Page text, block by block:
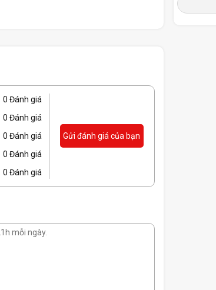
sẽ trải nghiệm đồ họa siêu cấp với
tạp, đồng thời hỗ trợ cho việc làm
0 Đánh giá
0 Đánh giá
0 Đánh giá
0 Đánh giá
0 Đánh giá
Gửi đánh giá của bạn